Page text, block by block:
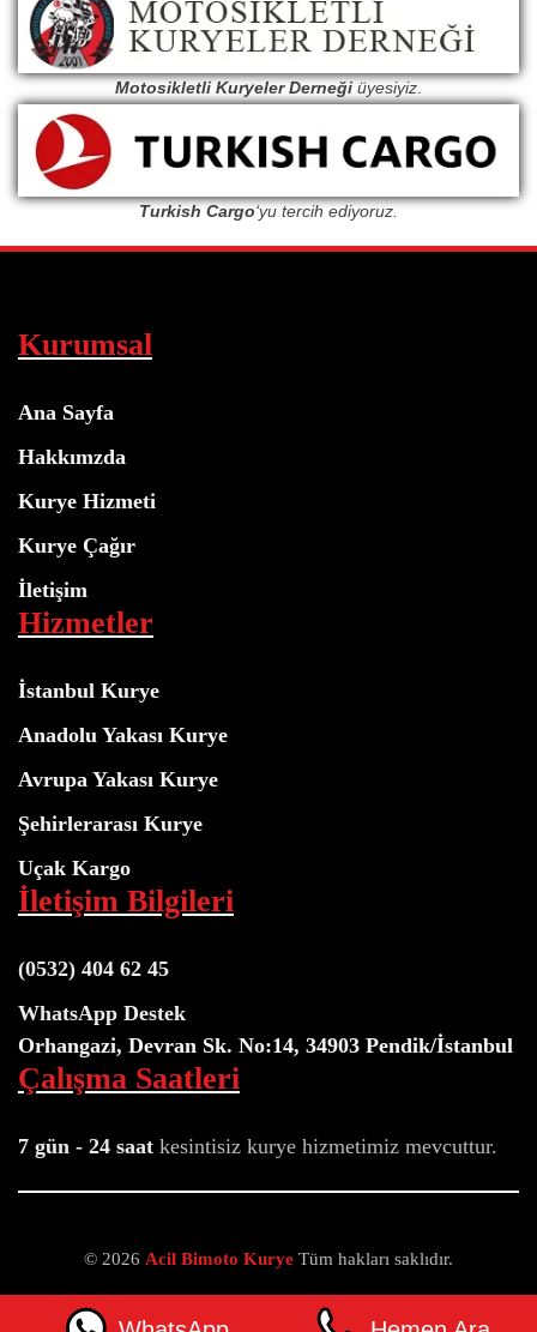
Motosikletli Kuryeler Derneğiüyesiyiz.
Turkish Cargo‘yu tercih ediyoruz.
Kurumsal
Ana Sayfa
Hakkımzda
Kurye Hizmeti
Kurye Çağır
İletişim
Hizmetler
İstanbul Kurye
Anadolu Yakası Kurye
Avrupa Yakası Kurye
Şehirlerarası Kurye
Uçak Kargo
İletişim Bilgileri
(0532) 404 62 45
WhatsApp Destek
Orhangazi, Devran Sk. No:14, 34903 Pendik/İstanbul
Çalışma Saatleri
7 gün - 24 saat kesintisiz kurye hizmetimiz mevcuttur.
© 2026 Acil Bimoto Kurye Tüm hakları saklıdır.
WordPress